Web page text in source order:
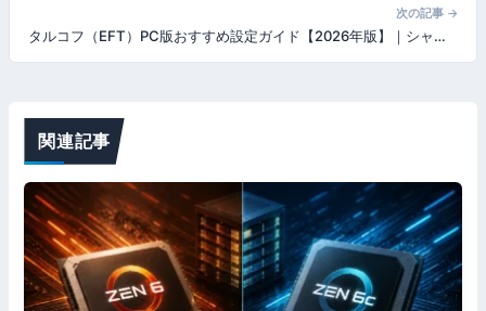
ビ
シ
ョ
ン
次の記事 →
タルコフ（EFT）PC版おすすめ設定ガイド【2026年版】｜シャドウが最重要・TAA罠・Borderless入力遅延の全対策
関連記事